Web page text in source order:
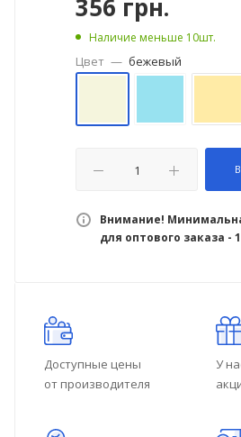
356 грн.
Наличие меньше 10шт.
Цвет — бежевый
Внимание!
для оптового заказа -
Доступные цены
от производителя
У